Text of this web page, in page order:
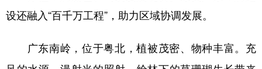
设还融入“百千万工程”，助力区域协调发展。
广东南岭，位于粤北，植被茂密、物种丰富。充